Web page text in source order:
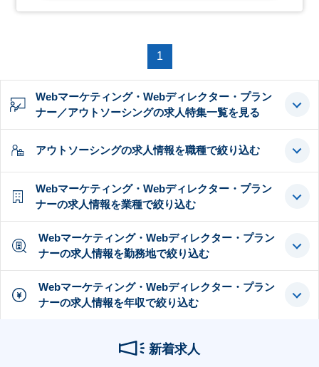
1
Webマーケティング・Webディレクター・プラン
ナー／アウトソーシングの求人特集一覧を見る
アウトソーシングの求人情報を職種で絞り込む
Webマーケティング・Webディレクター・プラン
ナーの求人情報を業種で絞り込む
Webマーケティング・Webディレクター・プラン
ナーの求人情報を勤務地で絞り込む
Webマーケティング・Webディレクター・プラン
ナーの求人情報を年収で絞り込む
新着求人